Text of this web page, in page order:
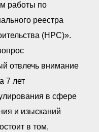
заказчиков
Ассоциации с правом
имеющих строительные
лаборатории
Архив реестров
контроль
информационной
политика
надзора
работы по
реестра
(НРС)».
отвлечь внимание
7 лет
в сфере
и изысканий
в том,